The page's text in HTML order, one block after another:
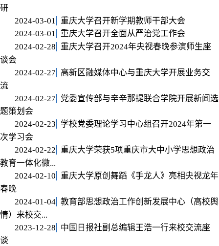
研
2024-03-01
重庆大学召开新学期教师干部大会
2024-03-01
重庆大学召开全面从严治党工作会
2024-02-28
重庆大学召开2024年央视春晚参演师生座
谈会
2024-02-27
高新区融媒体中心与重庆大学开展业务交
流
2024-02-27
党委宣传部与辛辛那提联合学院开展新闻选
题策划会
2024-02-23
学校党委理论学习中心组召开2024年第一
次学习会
2024-02-22
重庆大学荣获5项重庆市大中小学思想政治
教育一体化微...
2024-02-10
重庆大学原创舞蹈《手龙人》亮相央视龙年
春晚
2024-01-04 教育部思想政治工作创新发展中心（高校舆
情）来校交...
2023-12-28
中国日报社副总编辑王浩一行来校交流座
谈